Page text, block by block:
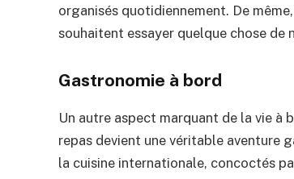
organisés quotidiennement. De
souhaitent essayer quelque chose de
Gastronomie à bord
Un autre aspect marquant de la vie à
repas devient une véritable aventure
la cuisine internationale, concoctés